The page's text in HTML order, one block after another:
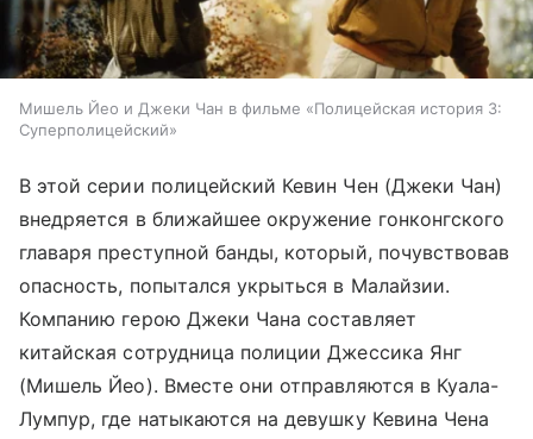
Мишель Йео и Джеки Чан в фильме «Полицейская история 3:
Суперполицейский»
В этой серии полицейский Кевин Чен (Джеки Чан)
внедряется в ближайшее окружение гонконгского
главаря преступной банды, который, почувствовав
опасность, попытался укрыться в Малайзии.
Компанию герою Джеки Чана составляет
китайская сотрудница полиции Джессика Янг
(Мишель Йео). Вместе они отправляются в Куала-
Лумпур, где натыкаются на девушку Кевина Чена